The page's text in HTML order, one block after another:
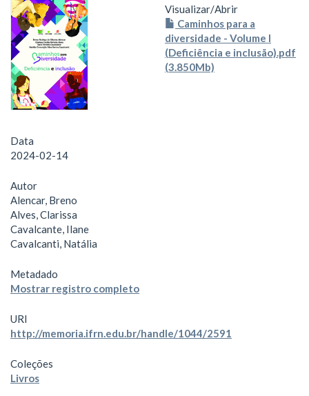
Visualizar/Abrir
Caminhos para a
diversidade - Volume I
(Deficiência e inclusão).pdf
(3.850Mb)
Data
2024-02-14
Autor
Alencar, Breno
Alves, Clarissa
Cavalcante, Ilane
Cavalcanti, Natália
Metadado
Mostrar registro completo
URI
http://memoria.ifrn.edu.br/handle/1044/2591
Coleções
Livros